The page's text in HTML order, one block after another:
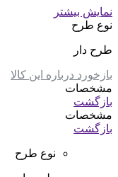
نمایش بیشتر
نوع طرح
طرح دار
بازخورد درباره این کالا
مشخصات
بازگشت
مشخصات
بازگشت
نوع طرح